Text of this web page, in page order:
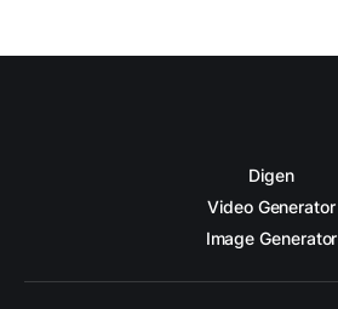
Digen
Video Generator
Image Generator